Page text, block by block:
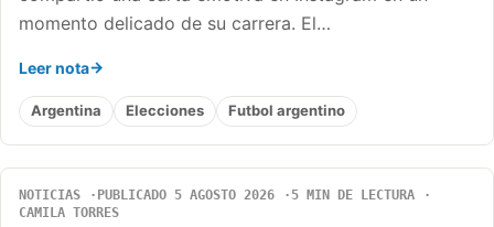
momento delicado de su carrera. El…
Leer nota
Argentina Elecciones Futbol argentino
NOTICIAS PUBLICADO 5 AGOSTO 2026
5 MIN DE LECTURA
CAMILA TORRES